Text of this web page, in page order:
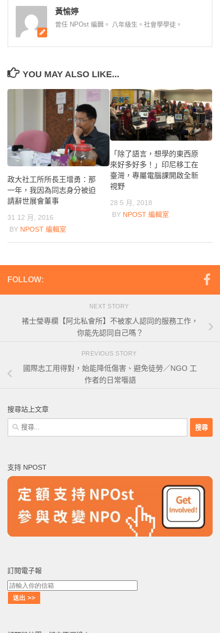
黃愉婷
曾任 NPOst 編輯。 八年級生。社會學學徒。
YOU MAY ALSO LIKE...
政大社工所所長王增勇：那
一年，我因為同志身分被迫
請辭世展會董事
31 12 月, 2016
BY NPOST 編輯室
「除了語言，想學的東西原
來好多好多！」印尼移工在
臺灣，專屬電腦課開啟全新
視野
28 5 月, 2018
BY NPOST 編輯室
FOLLOW:
NEXT STORY
褚士瑩專欄【阿北私會所】不被家人認同的服務工作，
你能先認同自己嗎？
PREVIOUS STORY
國際志工用得對，始能降低傷害、避免徒勞／NGO 工
作者的日常囈語
搜尋站上文章
搜
尋
字:
支持 NPOST
訂閱電子報